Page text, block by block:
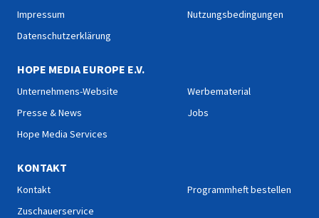
Impressum
Datenschutzerklärung
Nutzungsbedingungen
HOPE MEDIA EUROPE E.V.
Unternehmens-Website
Presse & News
Hope Media Services
Werbematerial
Jobs
KONTAKT
Kontakt
Zuschauerservice
Programmheft bestellen